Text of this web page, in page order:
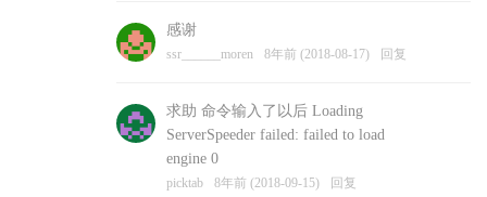
感谢
ssr______moren 8年前 (2018-08-17) 回复
求助 命令输入了以后 Loading
ServerSpeeder failed: failed to load
engine 0
picktab 8年前 (2018-09-15) 回复